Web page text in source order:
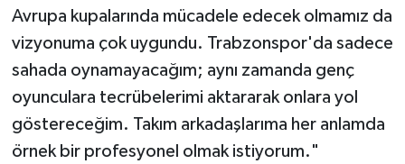
Avrupa kupalarında mücadele edecek olmamız da
vizyonuma çok uygundu. Trabzonspor'da sadece
sahada oynamayacağım; aynı zamanda genç
oyunculara tecrübelerimi aktararak onlara yol
göstereceğim. Takım arkadaşlarıma her anlamda
örnek bir profesyonel olmak istiyorum."